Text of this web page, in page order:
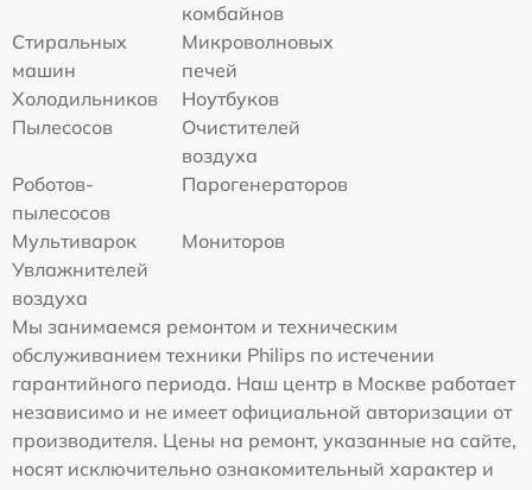
комбайнов
Стиральных
машин
Микроволновых
печей
Холодильников
Ноутбуков
Пылесосов
Очистителей
воздуха
Роботов-
пылесосов
Парогенераторов
Мультиварок
Мониторов
Увлажнителей
воздуха
Мы занимаемся ремонтом и техническим
обслуживанием техники Philips по истечении
гарантийного периода. Наш центр в Москве работает
независимо и не имеет официальной авторизации от
производителя. Цены на ремонт, указанные на сайте,
носят исключительно ознакомительный характер и